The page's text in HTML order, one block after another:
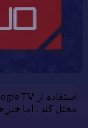
مختل کند ، اما